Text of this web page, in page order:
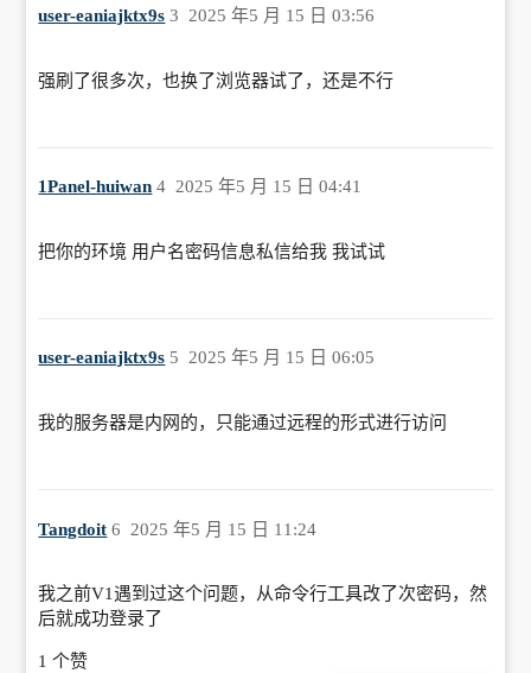
user-eaniajktx9s 2025 年5 月 15 日 03:56
3
强刷了很多次，也换了浏览器试了，还是不行
1Panel-huiwan 2025 年5 月 15 日 04:41
4
把你的环境 用户名密码信息私信给我 我试试
user-eaniajktx9s 2025 年5 月 15 日 06:05
5
我的服务器是内网的，只能通过远程的形式进行访问
Tangdoit 2025 年5 月 15 日 11:24
6
我之前V1遇到过这个问题，从命令行工具改了次密码，然
后就成功登录了
1 个赞